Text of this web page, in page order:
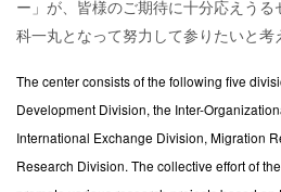
ー」が、皆様のご期待に十分応えう
科一丸となって努力して参りたいと考
The center consists of the following five
Development Division, the Inter-
International Exchange Division, Migration
Research Division. The collective effort of